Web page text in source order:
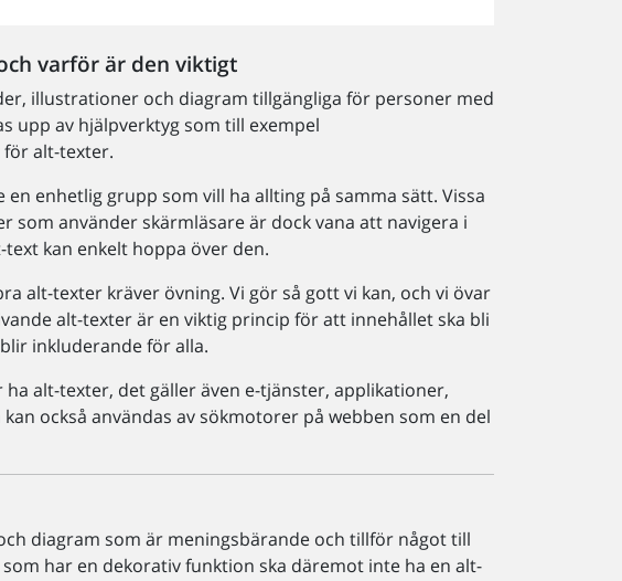
varför är den viktigt
illustrationer och diagram tillgängliga för personer med
upp av hjälpverktyg som till exempel
alt-texter.
enhetlig grupp som vill ha allting på samma sätt. Vissa
som använder skärmläsare är dock vana att navigera i
kan enkelt hoppa över den.
alt-texter kräver övning. Vi gör så gott vi kan, och vi övar
alt-texter är en viktig princip för att innehållet ska bli
inkluderande för alla.
alt-texter, det gäller även e-tjänster, applikationer,
också användas av sökmotorer på webben som en del
diagram som är meningsbärande och tillför något till
har en dekorativ funktion ska däremot inte ha en alt-